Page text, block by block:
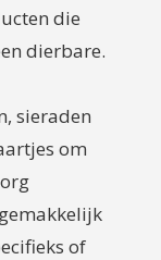
die
dierbare.
sieraden
om
of